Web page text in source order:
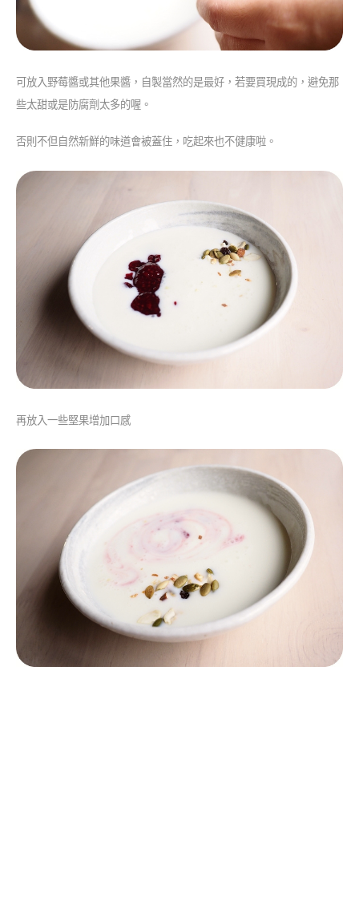
可放入野莓醬或其他果醬，自製當然的是最好，若要買現成的，避免那
些太甜或是防腐劑太多的喔。
否則不但自然新鮮的味道會被蓋住，吃起來也不健康啦。
再放入一些堅果增加口感